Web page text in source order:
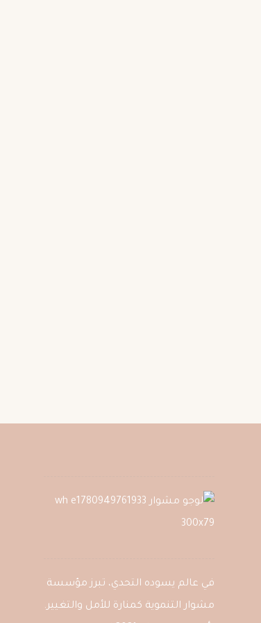
في عالم يسوده التحدي، تبرز مؤسسة
مشوار التنموية كمنارة للأمل والتغيير.